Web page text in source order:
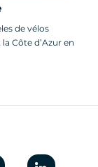
de vélos
Côte d’Azur en